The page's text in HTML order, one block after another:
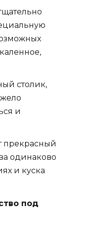
столик,
и
прекрасный
одинаково
и куска
под